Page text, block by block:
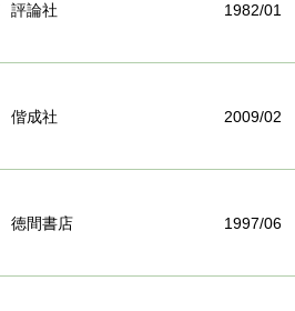
評論社 1982/01
偕成社 2009/02
徳間書店 1997/06